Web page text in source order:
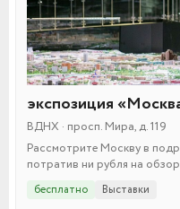
экспозиция
ВДНХ · просп. Мира, д. 119
Рассмотрите Москву в
потратив ни рубля на
бесплатно Выставки